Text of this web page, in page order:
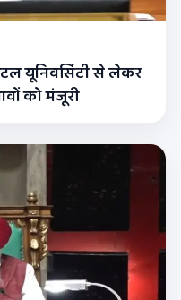
यूनिवर्सिटी से लेकर
को मंजूरी